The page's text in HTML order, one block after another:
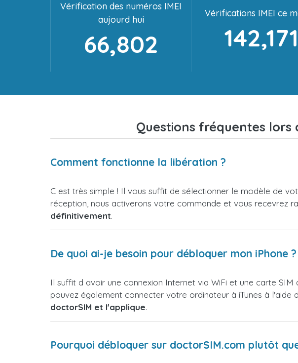
Vérification des numéros IMEI
aujourd hui
66,802
Vérifications IMEI ce
142,171
Questions fréquentes lors
Comment fonctionne la libération ?
C est très simple ! Il vous suffit de sélectionner le modèle de
réception, nous activerons votre commande et vous recevrez
définitivement.
De quoi ai-je besoin pour débloquer mon iPhone ?
Il suffit d avoir une connexion Internet via WiFi et une carte
pouvez également connecter votre ordinateur à iTunes à l'aide
doctorSIM et l'applique.
Pourquoi débloquer sur doctorSIM.com plutôt